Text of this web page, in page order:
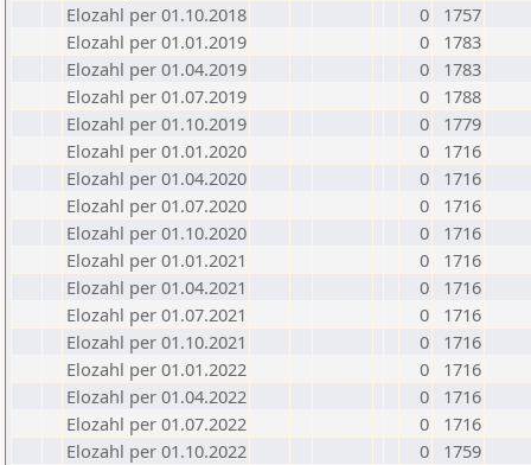
Elozahl per 01.10.2018
0
1757
Elozahl per 01.01.2019
0
1783
Elozahl per 01.04.2019
0
1783
Elozahl per 01.07.2019
0
1788
Elozahl per 01.10.2019
0
1779
Elozahl per 01.01.2020
0
1716
Elozahl per 01.04.2020
0
1716
Elozahl per 01.07.2020
0
1716
Elozahl per 01.10.2020
0
1716
Elozahl per 01.01.2021
0
1716
Elozahl per 01.04.2021
0
1716
Elozahl per 01.07.2021
0
1716
Elozahl per 01.10.2021
0
1716
Elozahl per 01.01.2022
0
1716
Elozahl per 01.04.2022
0
1716
Elozahl per 01.07.2022
0
1716
Elozahl per 01.10.2022
0
1759